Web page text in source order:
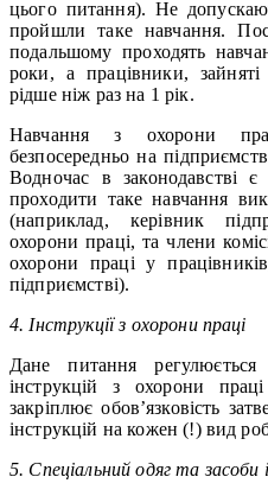
цього питання). Не
пройшли таке навчання.
подальшому проходять
роки, а працівники,
рідше ніж раз на 1 рік.
Навчання з охорони
безпосередньо на
Водночас в законодавстві є
проходити таке навчання
(наприклад, керівник
охорони праці, та члени
охорони праці у
підприємстві).
4. Інструкції з охорони праці
Дане питання
інструкцій з охорони
закріплює обов’язковість
інструкцій на кожен (!) вид
5. Спеціальний одяг та засоби